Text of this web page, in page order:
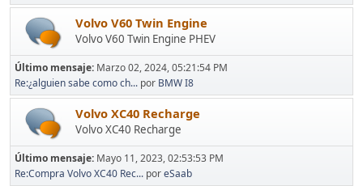
Volvo V60 Twin Engine
Volvo V60 Twin Engine PHEV
Último mensaje: Marzo 02, 2024, 05:21:54 PM
Re:¿alguien sabe como ch... por BMW I8
Volvo XC40 Recharge
Volvo XC40 Recharge
Último mensaje: Mayo 11, 2023, 02:53:53 PM
Re:Compra Volvo XC40 Rec... poreSaab